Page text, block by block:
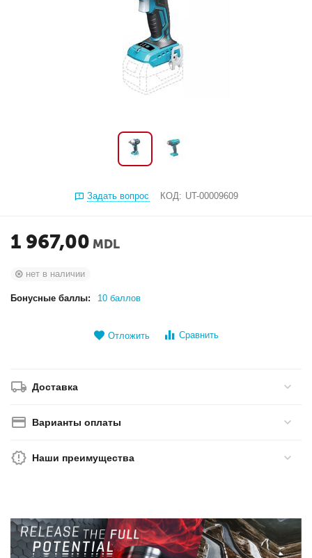
Задать вопрос КОД: UT-00009609
1 967,00 MDL
нет в наличии
Бонусные баллы: 10 баллов
Отложить Сравнить
Доставка
Варианты оплаты
Наши преимущества